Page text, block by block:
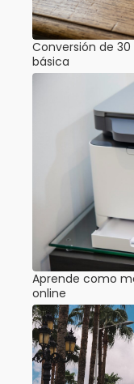
Conversión de
básica
Aprende como
online